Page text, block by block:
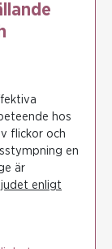
hos
flickor och
en
är
enligt